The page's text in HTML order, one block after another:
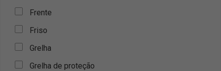
Frente
Friso
Grelha
Grelha de proteção